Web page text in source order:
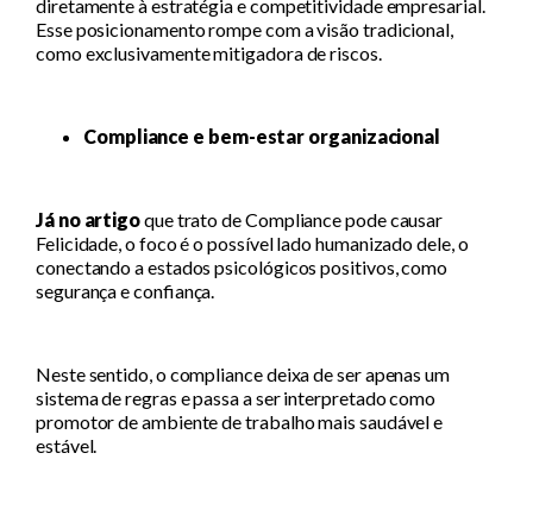
diretamente à estratégia e competitividade empresarial.
Esse posicionamento rompe com a visão tradicional,
como exclusivamente mitigadora de riscos.
Compliance e bem-estar organizacional
Já no artigoque trato de Compliance pode causar
Felicidade, o foco é o possível lado humanizado dele, o
conectando a estados psicológicos positivos, como
segurança e confiança.
Neste sentido, o compliance deixa de ser apenas um
sistema de regras e passa a ser interpretado como
promotor de ambiente de trabalho mais saudável e
estável.